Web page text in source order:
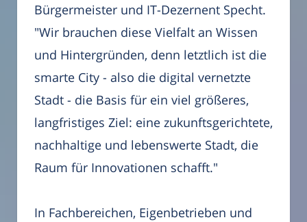
Bürgermeister und IT-Dezernent Specht.
"Wir brauchen diese Vielfalt an Wissen
und Hintergründen, denn letztlich ist die
smarte City - also die digital vernetzte
Stadt - die Basis für ein viel größeres,
langfristiges Ziel: eine zukunftsgerichtete,
nachhaltige und lebenswerte Stadt, die
Raum für Innovationen schafft."
In Fachbereichen, Eigenbetrieben und